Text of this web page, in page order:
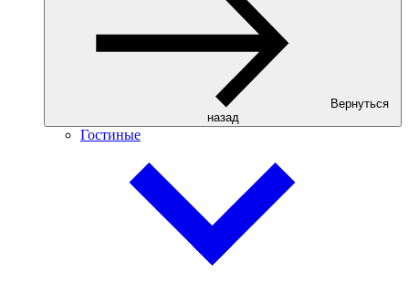
Вернуться
назад
Гостиные